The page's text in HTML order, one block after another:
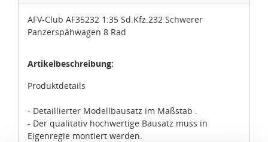
AFV-Club AF35232 1:35 Sd.Kfz.232 Schwerer
Panzerspähwagen 8 Rad
Artikelbeschreibung:
Produktdetails
- Detaillierter Modellbausatz im Maßstab .
- Der qualitativ hochwertige Bausatz muss in
Eigenregie montiert werden.